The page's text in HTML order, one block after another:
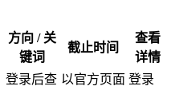
方向 / 关
键词
截止时间
查看
详情
登录后查 以官方页面 登录